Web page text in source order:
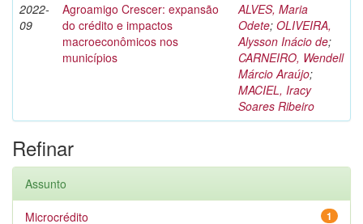
2022-
09
Agroamigo Crescer: expansão
do crédito e impactos
macroeconômicos nos
municípios
ALVES, Maria
Odete; OLIVEIRA,
Alysson Inácio de;
CARNEIRO, Wendell
Márcio Araújo;
MACIEL, Iracy
Soares Ribeiro
Refinar
Assunto
1
Microcrédito